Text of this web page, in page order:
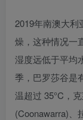
2019年南澳大利
燥，这种情况一
湿度远低于平均
季，巴罗莎谷是
温超过 35°C，
(Coonawarra)、